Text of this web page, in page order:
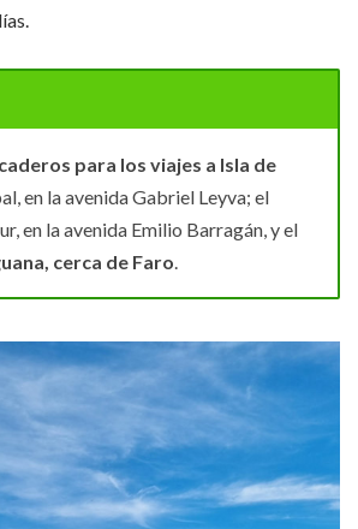
para los viajes a Isla de
en la avenida Gabriel Leyva; el
en la avenida Emilio Barragán, y el
cerca de Faro